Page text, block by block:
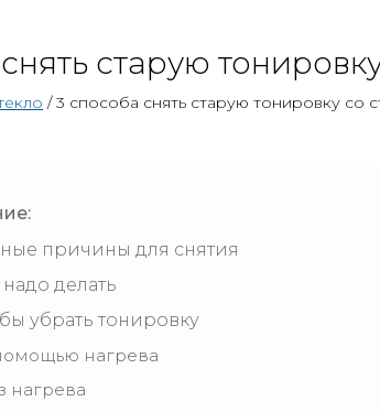
старую
/ 3 способа снять старую тонировку со
причины для снятия
надо делать
убрать тонировку
нагрева
нагрева